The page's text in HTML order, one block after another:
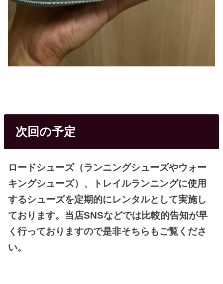
次回の予定
ロードシューズ（ランニングシューズやウォー
キングシューズ）、トレイルランニングに使用
するシューズを定期的にレンタルとして実施し
ております。当店SNSなどでは比較的告知が早
く行っておりますので是非そちらもご覧くださ
い。